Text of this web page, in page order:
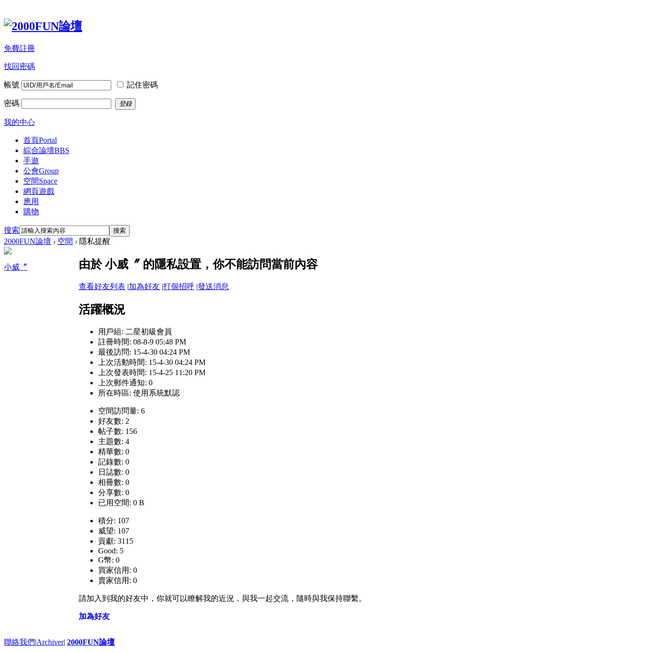
免費註冊
找回密碼
帳號 記住密碼
密碼 登錄
我的中心
首頁Portal
綜合論壇BBS
手遊
公會Group
空間Space
網頁遊戲
應用
購物
搜索 搜索
2000FUN論壇 › 空間 › 隱私提醒
小威〞 由於 小威〞 的隱私設置，你不能訪問當前內容
查看好友列表 |加為好友 |打個招呼 |發送消息
活躍概況
用戶組: 二星初級會員
註冊時間: 08-8-9 05:48 PM
最後訪問: 15-4-30 04:24 PM
上次活動時間: 15-4-30 04:24 PM
上次發表時間: 15-4-25 11:20 PM
上次郵件通知: 0
所在時區: 使用系統默認
空間訪問量: 6
好友數: 2
帖子數: 156
主題數: 4
精華數: 0
記錄數: 0
日誌數: 0
相冊數: 0
分享數: 0
已用空間: 0 B
積分: 107
威望: 107
貢獻: 3115
Good: 5
G幣: 0
買家信用: 0
賣家信用: 0
請加入到我的好友中，你就可以瞭解我的近況，與我一起交流，隨時與我保持聯繫。
加為好友
聯絡我們|Archiver| 2000FUN論壇